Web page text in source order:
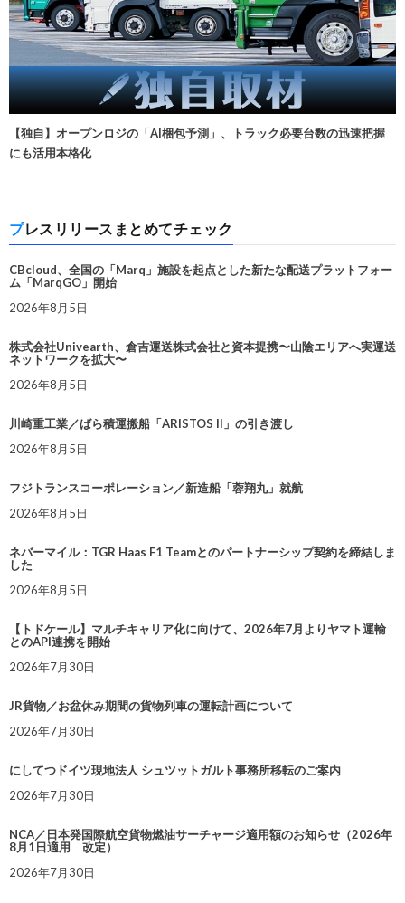
【独自】オープンロジの「AI梱包予測」、トラック必要台数の迅速把握
にも活用本格化
プレスリリースまとめてチェック
CBcloud、全国の「Marq」施設を起点とした新たな配送プラットフォー
ム「MarqGO」開始
2026年8月5日
株式会社Univearth、倉吉運送株式会社と資本提携〜山陰エリアへ実運送
ネットワークを拡大〜
2026年8月5日
川崎重工業／ばら積運搬船「ARISTOS II」の引き渡し
2026年8月5日
フジトランスコーポレーション／新造船「蓉翔丸」就航
2026年8月5日
ネバーマイル：TGR Haas F1 Teamとのパートナーシップ契約を締結しま
した
2026年8月5日
【トドケール】マルチキャリア化に向けて、2026年7月よりヤマト運輸
とのAPI連携を開始
2026年7月30日
JR貨物／お盆休み期間の貨物列車の運転計画について
2026年7月30日
にしてつドイツ現地法人 シュツットガルト事務所移転のご案内
2026年7月30日
NCA／日本発国際航空貨物燃油サーチャージ適用額のお知らせ（2026年
8月1日適用 改定）
2026年7月30日